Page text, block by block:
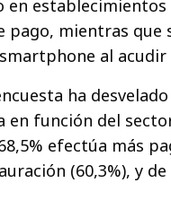
en
pago, mientras que
al
ha
en función del
efectúa más
(60,3%), y